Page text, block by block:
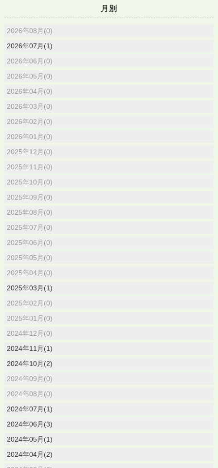
月別
2026年08月(0)
2026年07月(1)
2026年06月(0)
2026年05月(0)
2026年04月(0)
2026年03月(0)
2026年02月(0)
2026年01月(0)
2025年12月(0)
2025年11月(0)
2025年10月(0)
2025年09月(0)
2025年08月(0)
2025年07月(0)
2025年06月(0)
2025年05月(0)
2025年04月(0)
2025年03月(1)
2025年02月(0)
2025年01月(0)
2024年12月(0)
2024年11月(1)
2024年10月(2)
2024年09月(0)
2024年08月(0)
2024年07月(1)
2024年06月(3)
2024年05月(1)
2024年04月(2)